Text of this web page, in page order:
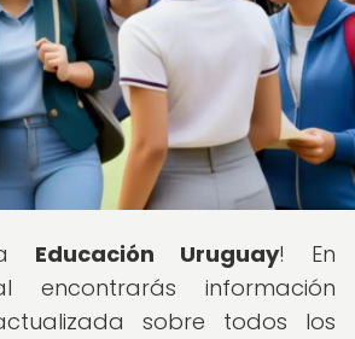
Educación Uruguay! En
encontrarás información
sobre todos los